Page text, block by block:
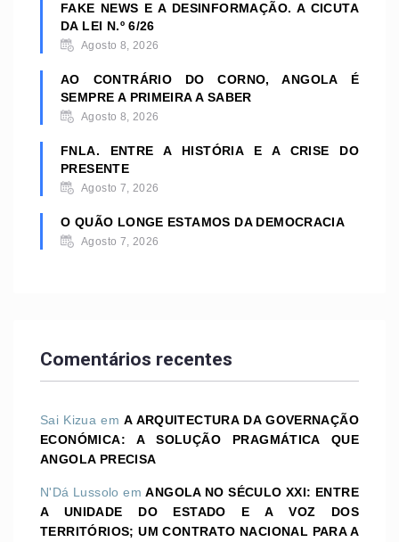
FAKE NEWS E A DESINFORMAÇÃO. A CICUTA
DA LEI N.º 6/26
Agosto 8, 2026
AO CONTRÁRIO DO CORNO, ANGOLA É
SEMPRE A PRIMEIRA A SABER
Agosto 8, 2026
FNLA. ENTRE A HISTÓRIA E A CRISE DO
PRESENTE
Agosto 7, 2026
O QUÃO LONGE ESTAMOS DA DEMOCRACIA
Agosto 7, 2026
Comentários recentes
Sai Kizua emA ARQUITECTURA DA GOVERNAÇÃO
ECONÓMICA: A SOLUÇÃO PRAGMÁTICA QUE
ANGOLA PRECISA
N'Dá Lussolo emANGOLA NO SÉCULO XXI: ENTRE
A UNIDADE DO ESTADO E A VOZ DOS
TERRITÓRIOS; UM CONTRATO NACIONAL PARA A